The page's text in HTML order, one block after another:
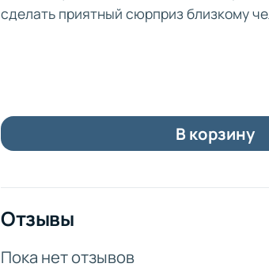
сделать приятный сюрприз близкому
В корзину
Отзывы
Пока нет отзывов